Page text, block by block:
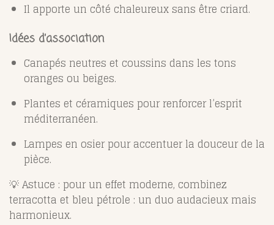
Il apporte un côté chaleureux sans être criard.
Idées d’association
Canapés neutres et coussins dans les tons
oranges ou beiges.
Plantes et céramiques pour renforcer l’esprit
méditerranéen.
Lampes en osier pour accentuer la douceur de la
pièce.
💡 Astuce : pour un effet moderne, combinez
terracotta et bleu pétrole : un duo audacieux mais
harmonieux.